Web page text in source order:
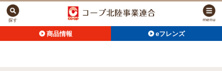
商品情報 eフレンズ
探す menu